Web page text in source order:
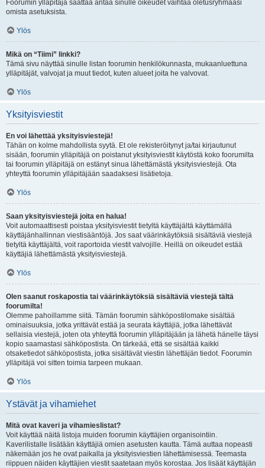
Foorumin ylläpitäjä saattaa antaa sinulle oikeudet vaihtaa oletusryhmääsi
omista asetuksista.
Ylös
Mikä on “Tiimi” linkki?
Tämä sivu näyttää sinulle listan foorumin henkilökunnasta, mukaanluettuna
ylläpitäjät, valvojat ja muut tiedot, kuten alueet joita he valvovat.
Ylös
Yksityisviestit
En voi lähettää yksityisviestejä!
Tähän on kolme mahdollista syytä. Et ole rekisteröitynyt ja/tai kirjautunut
sisään, foorumin ylläpitäjä on poistanut yksityisviestit käytöstä koko foorumilta
tai foorumin ylläpitäjä on estänyt sinua lähettämästä yksityisviestejä. Ota
yhteyttä foorumin ylläpitäjään saadaksesi lisätietoja.
Ylös
Saan yksityisviestejä joita en halua!
Voit automaattisesti poistaa yksityisviestit tietyltä käyttäjältä käyttämällä
käyttäjänhallinnan viestisääntöjä. Jos saat väärinkäytöksiä sisältäviä viestejä
tietyltä käyttäjältä, voit raportoida viestit valvojille. Heillä on oikeudet estää
käyttäjiä lähettämästä yksityisviestejä.
Ylös
Olen saanut roskapostia tai väärinkäytöksiä sisältäviä viestejä tältä
foorumilta!
Olemme pahoillamme siitä. Tämän foorumin sähköpostilomake sisältää
ominaisuuksia, jotka yrittävät estää ja seurata käyttäjiä, jotka lähettävät
sellaisia viestejä, joten ota yhteyttä foorumin ylläpitäjään ja lähetä hänelle täysi
kopio saamastasi sähköpostista. On tärkeää, että se sisältää kaikki
otsaketiedot sähköpostista, jotka sisältävät viestin lähettäjän tiedot. Foorumin
ylläpitäjä voi sitten toimia tarpeen mukaan.
Ylös
Ystävät ja vihamiehet
Mitä ovat kaveri ja vihamieslistat?
Voit käyttää näitä listoja muiden foorumin käyttäjien organisointiin.
Kaverilistalle lisätään käyttäjiä omien asetusten kautta. Tämä auttaa nopeasti
näkemään jos he ovat paikalla ja yksityisviestien lähettämisessä. Teemasta
riippuen näiden käyttäjien viestit saatetaan myös korostaa. Jos lisäät käyttäjän